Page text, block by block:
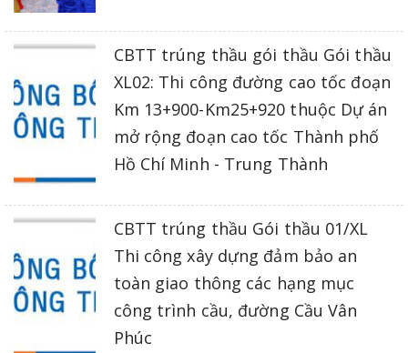
CBTT trúng thầu gói thầu Gói thầu
XL02: Thi công đường cao tốc đoạn
Km 13+900-Km25+920 thuộc Dự án
mở rộng đoạn cao tốc Thành phố
Hồ Chí Minh - Trung Thành
CBTT trúng thầu Gói thầu 01/XL
Thi công xây dựng đảm bảo an
toàn giao thông các hạng mục
công trình cầu, đường Cầu Vân
Phúc